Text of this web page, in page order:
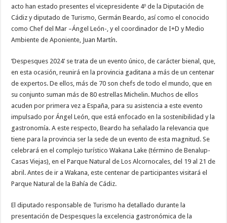
acto han estado presentes el vicepresidente 4º de la Diputación de
Cádiz y diputado de Turismo, Germán Beardo, así como el conocido
como Chef del Mar –Ángel León-, y el coordinador de I+D y Medio
Ambiente de Aponiente, Juan Martín.
‘Despesques 2024’ se trata de un evento único, de carácter bienal, que,
en esta ocasión, reunirá en la provincia gaditana a más de un centenar
de expertos. De ellos, más de 70 son chefs de todo el mundo, que en
su conjunto suman más de 80 estrellas Michelin. Muchos de ellos
acuden por primera vez a España, para su asistencia a este evento
impulsado por Ángel León, que está enfocado en la sostenibilidad y la
gastronomía. A este respecto, Beardo ha señalado la relevancia que
tiene para la provincia ser la sede de un evento de esta magnitud. Se
celebrará en el complejo turístico Wakana Lake (término de Benalup-
Casas Viejas), en el Parque Natural de Los Alcornocales, del 19 al 21 de
abril. Antes de ir a Wakana, este centenar de participantes visitará el
Parque Natural de la Bahía de Cádiz.
El diputado responsable de Turismo ha detallado durante la
presentación de Despesques la excelencia gastronómica de la